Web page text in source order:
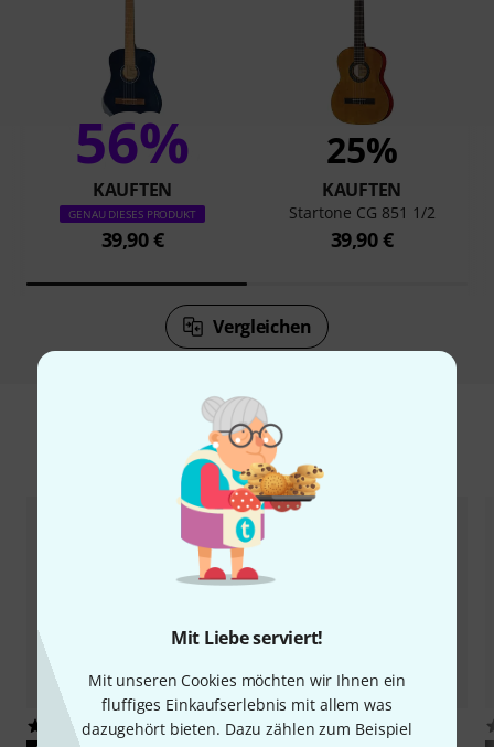
Mit Liebe serviert!
Mit unseren Cookies möchten wir Ihnen ein
fluffiges Einkaufserlebnis mit allem was
dazugehört bieten. Dazu zählen zum Beispiel
56%
KAUFTEN
GENAU DIESES PRODUKT
39,90 €
25%
KAUFTEN
Startone CG 851 1/2
39,90 €
Vergleichen
Zubehör & passende Artikel
11061 3379